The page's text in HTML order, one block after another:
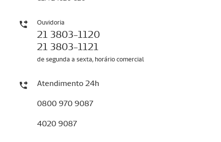
Ouvidoria
21 3803-1120
21 3803-1121
de segunda a sexta, horário comercial
Atendimento 24h
0800 970 9087
4020 9087